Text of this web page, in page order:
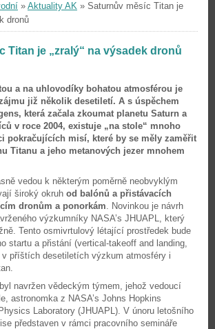
» Aktuality AK » Saturnův měsíc Titan je
dronů
Titan je „zralý“ na výsadek dronů
a na uhlovodíky bohatou atmosférou je
již několik desetiletí. A s úspěchem
která začala zkoumat planetu Saturn a
v roce 2004, existuje „na stole“ mnoho
pokračujících misí, které by se měly zaměřit
Titanu a jeho metanových jezer mnohem
vedou k některým poměrně neobvyklým
široký okruh od balónů a přistávacích
dronům a ponorkám. Novinkou je návrh
výzkumníky NASA’s JHUAPL, který
Tento osmivrtulový létající prostředek bude
startu a přistání (vertical-takeoff and landing,
příštích desetiletích výzkum atmosféry i
navržen vědeckým týmem, jehož vedoucí
astronomka z NASA’s Johns Hopkins
Laboratory (JHUAPL). V únoru letošního
představen v rámci pracovního semináře